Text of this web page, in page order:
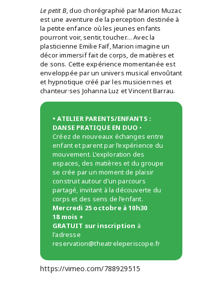
Le petit B, duo chorégraphié par Marion Muzac
est une aventure de la perception destinée à
la petite enfance où les jeunes enfants
pourront voir, sentir, toucher… Avec la
plasticienne Emilie Faïf, Marion imagine un
décor immersif fait de corps, de matières et
de sons. Cette expérience momentanée est
enveloppée par un univers musical envoûtant
et hypnotique créé par les musicien·nes et
chanteur·ses Johanna Luz et Vincent Barrau.
• ATELIER PARENTS/ENFANTS :
DANSE PRATIQUE EN DUO •
Créez de nouveaux échanges entre
enfant et parent par l’expérience du
mouvement. L’exploration des
espaces, des matières et du groupe
se crée par un moment de plaisir
construit autour d’un parcours
partagé, invitant à la découverte du
corps et des sens de l’enfant.
Mercredi 25 octobre à 10h30
18 mois +
GRATUIT sur inscription à
l'adresse
reservation@theatreleperiscope.fr
https://vimeo.com/788929515